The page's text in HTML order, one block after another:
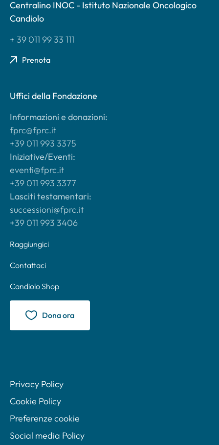
Centralino INOC - Istituto Nazionale Oncologico
Candiolo
+ 39 011 99 33 111
Prenota
Uffici della Fondazione
Informazioni e donazioni:
fprc@fprc.it
+39 011 993 3375
Iniziative/Eventi:
eventi@fprc.it
+39 011 993 3377
Lasciti testamentari:
successioni@fprc.it
+39 011 993 3406
Raggiungici
Contattaci
Candiolo Shop
Dona ora
Privacy Policy
Cookie Policy
Preferenze cookie
Social media Policy